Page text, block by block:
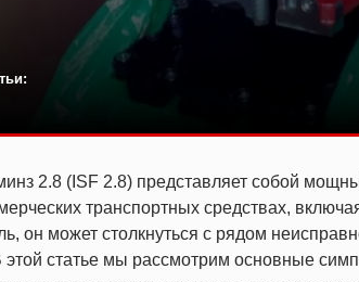
2.8 (ISF 2.8) представляет собой
транспортных средствах,
он может столкнуться с рядом
этой статье мы рассмотрим основные